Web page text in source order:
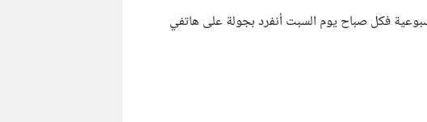
فكل صباح يوم السبت أنفرد بجولة على هاتفي